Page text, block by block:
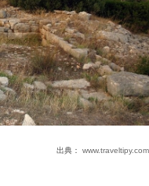
出典： www.traveltipy.com